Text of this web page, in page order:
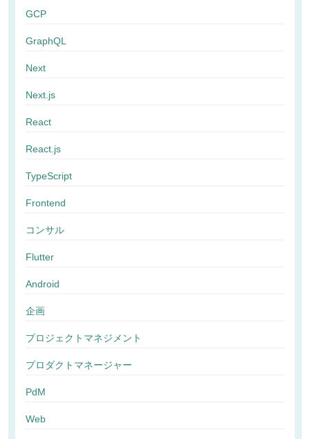
GCP
GraphQL
Next
Next.js
React
React.js
TypeScript
Frontend
コンサル
Flutter
Android
企画
プロジェクトマネジメント
プロダクトマネージャー
PdM
Web